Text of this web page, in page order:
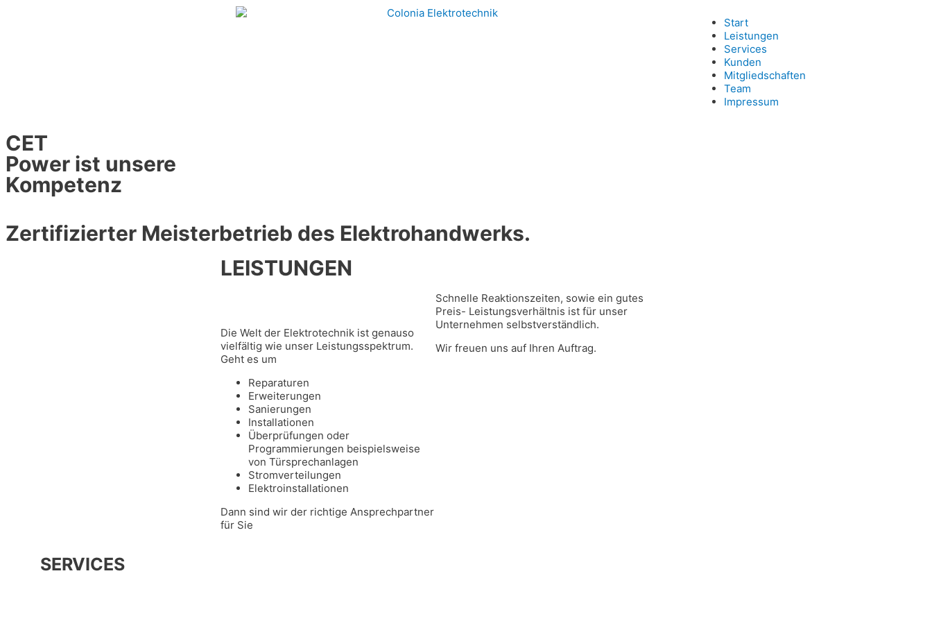
Start
Leistungen
Services
Kunden
Mitgliedschaften
Team
Impressum
CET
Power ist unsere
Kompetenz
Zertifizierter Meisterbetrieb des Elektrohandwerks.
LEISTUNGEN
Die Welt der Elektrotechnik ist genauso
vielfältig wie unser Leistungsspektrum.
Geht es um
Reparaturen
Erweiterungen
Sanierungen
Installationen
Überprüfungen oder
Programmierungen beispielsweise
von Türsprechanlagen
Stromverteilungen
Elektroinstallationen
Dann sind wir der richtige Ansprechpartner
für Sie
Schnelle Reaktionszeiten, sowie ein gutes
Preis- Leistungsverhältnis ist für unser
Unternehmen selbstverständlich.
Wir freuen uns auf Ihren Auftrag.
SERVICES